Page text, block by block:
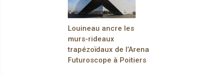
Louineau ancre les
murs-rideaux
trapézoïdaux de l’Arena
Futuroscope à Poitiers